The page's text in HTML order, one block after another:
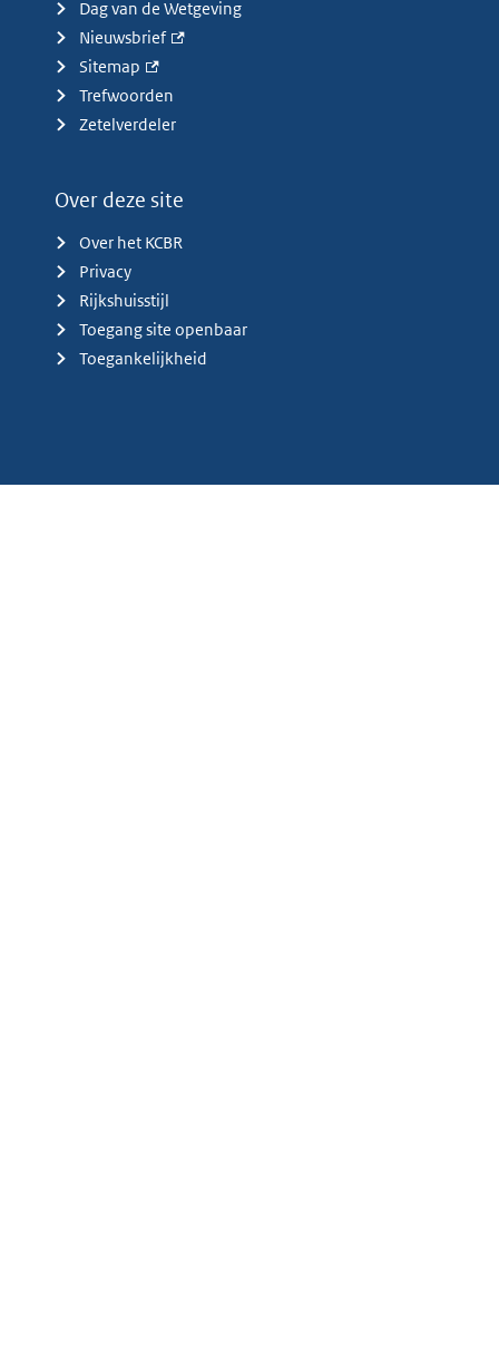
Dag van de Wetgeving
Nieuwsbrief
Sitemap
Trefwoorden
Zetelverdeler
Over deze site
Over het KCBR
Privacy
Rijkshuisstijl
Toegang site openbaar
Toegankelijkheid